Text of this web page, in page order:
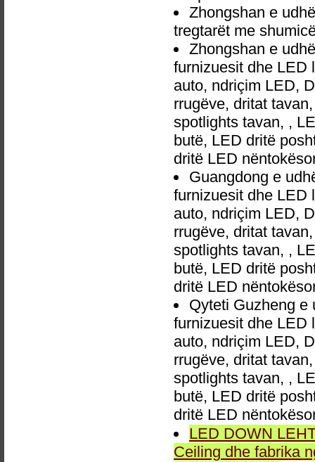
Zhongshan e
tregtarët me
Zhongshan e
furnizuesit dhe LED
auto, ndriçim LED,
rrugëve, dritat
spotlights tavan, ,
butë, LED dritë
dritë LED
Guangdong e
furnizuesit dhe LED
auto, ndriçim LED,
rrugëve, dritat
spotlights tavan, ,
butë, LED dritë
dritë LED
Qyteti Guzheng e
furnizuesit dhe LED
auto, ndriçim LED,
rrugëve, dritat
spotlights tavan, ,
butë, LED dritë
dritë LED
LED DOWN
Ceiling dhe fabrika